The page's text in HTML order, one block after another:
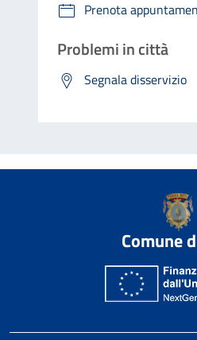
Prenota
Problemi in città
Segnala disservizio
Comune